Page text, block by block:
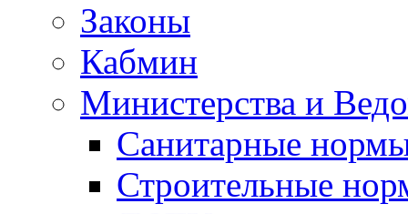
Законы
Кабмин
Министерства и
Санитарные
Строительные